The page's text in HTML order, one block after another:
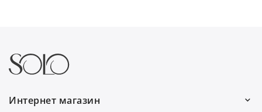
Интернет магазин